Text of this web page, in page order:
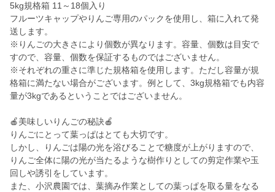
5kg規格箱 11～18個入り
フルーツキャップやりんご専用のパックを使用し、箱に入れて発
送します。
※りんごの大きさにより個数が異なります。容量、個数は目安で
すので、容量、個数を保証するものではございません。
※それぞれの重さに準じた規格箱を使用します。ただし容量が規
格箱に満たない場合がございます。例として、3kg規格箱でも内容
量が3kgであるということではございません。
🍎美味しいりんごの秘訣🍎
りんごにとって葉っぱはとても大切です。
しかし、りんごは陽の光を浴びることで糖度が上がりますので、
りんご全体に陽の光が当たるような樹作りとしての剪定作業や玉
回しや誘引をしています。
また、小沢農園では、葉摘み作業としての葉っぱを取る量をなる